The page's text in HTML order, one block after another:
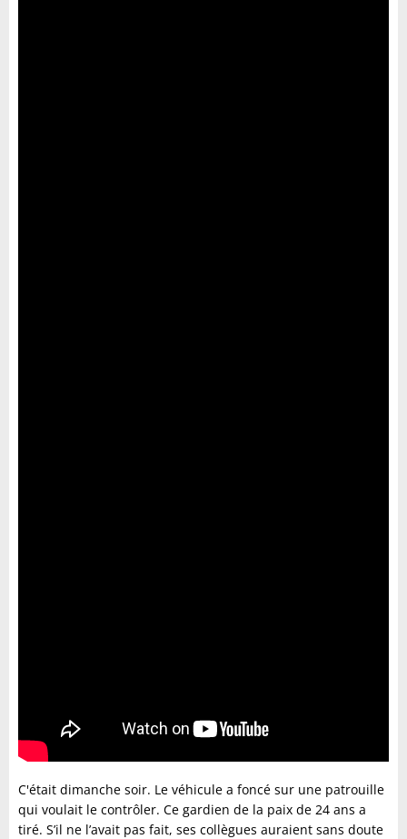
C'était dimanche soir. Le véhicule a foncé sur une patrouille
qui voulait le contrôler. Ce gardien de la paix de 24 ans a
tiré. S’il ne l’avait pas fait, ses collègues auraient sans doute